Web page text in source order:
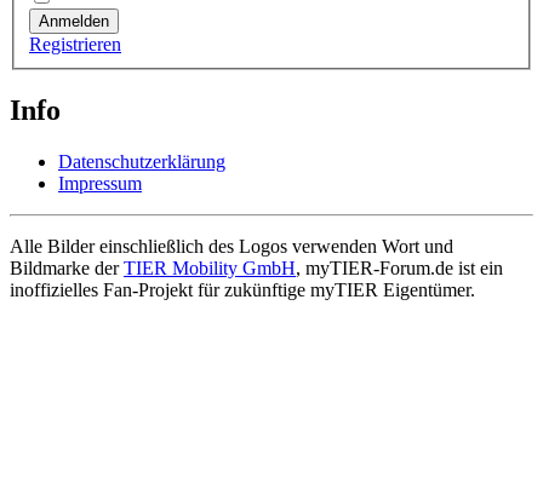
Anmelden
Registrieren
Info
Datenschutzerklärung
Impressum
Alle Bilder einschließlich des Logos verwenden Wort und
Bildmarke derTIER Mobility GmbH, myTIER-Forum.de ist ein
inoffizielles Fan-Projekt für zukünftige myTIER Eigentümer.